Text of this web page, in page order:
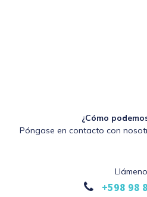
¿Cómo
Póngase en contacto con
+598 98